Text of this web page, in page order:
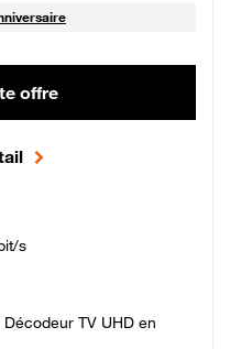
offre
s
TV UHD en